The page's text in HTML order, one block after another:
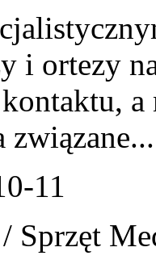
i ortezy
związane...
11
Sprzęt